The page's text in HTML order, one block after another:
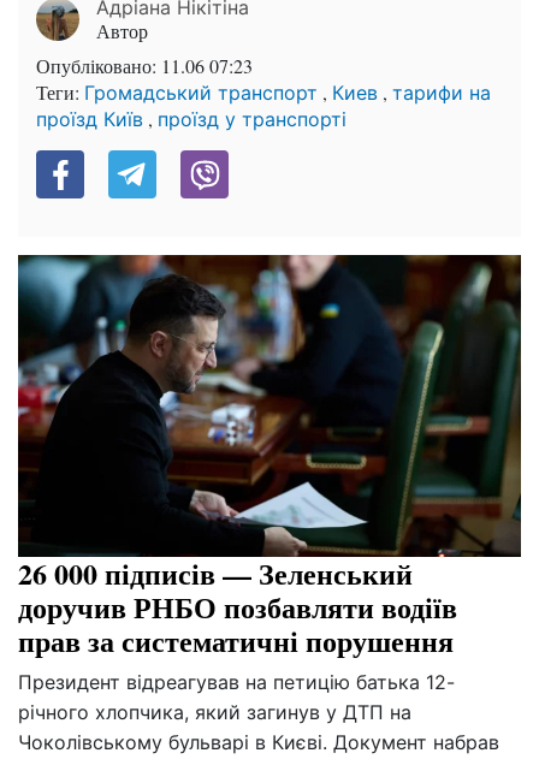
Адріана Нікітіна
Автор
Опубліковано: 11.06 07:23
Теги: Громадський транспорт , Киев , тарифи на
проїзд Київ , проїзд у транспорті
26 000 підписів — Зеленський
доручив РНБО позбавляти водіїв
прав за систематичні порушення
Президент відреагував на петицію батька 12-
річного хлопчика, який загинув у ДТП на
Чоколівському бульварі в Києві. Документ набрав